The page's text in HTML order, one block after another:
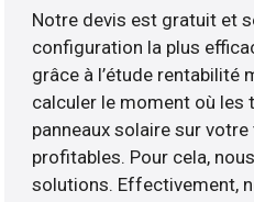
Notre devis est gratuit et
configuration la plus
grâce à l’étude rentabilité
calculer le moment où les
panneaux solaire sur
profitables. Pour cela,
solutions. Effectivement,